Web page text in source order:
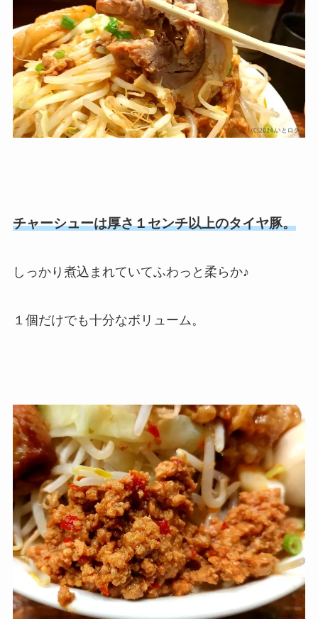
チャーシューは厚さ１センチ以上のタイヤ豚。
しっかり煮込まれていてふわっと柔らか♪
１個だけでも十分なボリューム。